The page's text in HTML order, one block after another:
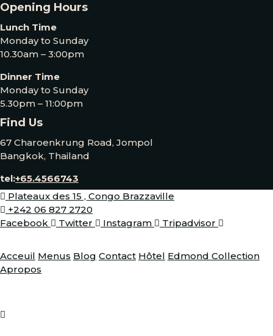
Opening Hours
Lunch Time
Monday to Sunday
10.30am – 3:00pm
Dinner Time
Monday to Sunday
5.30pm – 11:00pm
Find Us
67 Charoenkrung Road, Jompol
Bangkok, Thailand
tel:+65.4566743
Plateaux des 15 , Congo Brazzaville
+242 06 827 2720
Facebook
Twitter Instagram Tripadvisor
Acceuil Menus Blog Contact Hôtel Edmond Collection
Apropos